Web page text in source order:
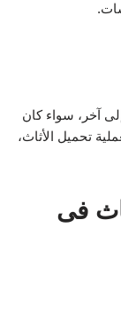
آخر، سواء كان
تحميل الأثاث،
فى